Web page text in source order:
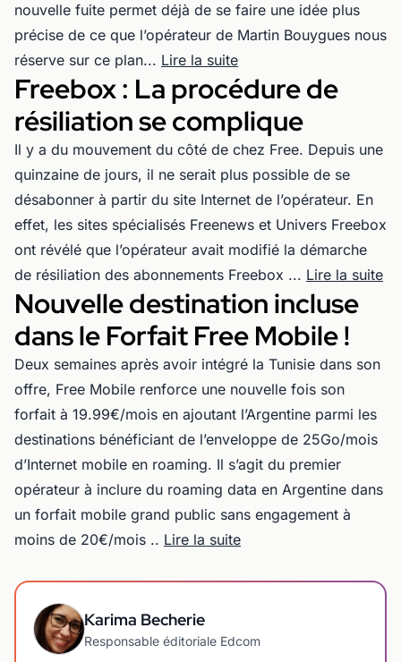
nouvelle fuite permet déjà de se faire une idée plus
précise de ce que l’opérateur de Martin Bouygues nous
réserve sur ce plan... Lire la suite
Freebox : La procédure de
résiliation se complique
Il y a du mouvement du côté de chez Free. Depuis une
quinzaine de jours, il ne serait plus possible de se
désabonner à partir du site Internet de l’opérateur. En
effet, les sites spécialisés Freenews et Univers Freebox
ont révélé que l’opérateur avait modifié la démarche
de résiliation des abonnements Freebox ... Lire la suite
Nouvelle destination incluse
dans le Forfait Free Mobile !
Deux semaines après avoir intégré la Tunisie dans son
offre, Free Mobile renforce une nouvelle fois son
forfait à 19.99€/mois en ajoutant l’Argentine parmi les
destinations bénéficiant de l’enveloppe de 25Go/mois
d’Internet mobile en roaming. Il s’agit du premier
opérateur à inclure du roaming data en Argentine dans
un forfait mobile grand public sans engagement à
moins de 20€/mois .. Lire la suite
Karima Becherie
Responsable éditoriale Edcom